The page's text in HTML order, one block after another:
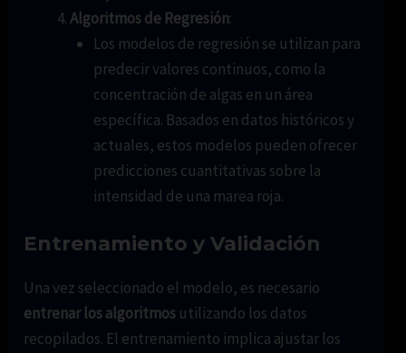
Algoritmos de Regresión:
Los modelos de regresión se utilizan para
predecir valores continuos, como la
concentración de algas en un área
específica. Basados en datos históricos y
actuales, estos modelos pueden ofrecer
predicciones cuantitativas sobre la
intensidad de una marea roja.
Entrenamiento y Validación
Una vez seleccionado el modelo, es necesario
entrenar los algoritmos utilizando los datos
recopilados. El entrenamiento implica ajustar los